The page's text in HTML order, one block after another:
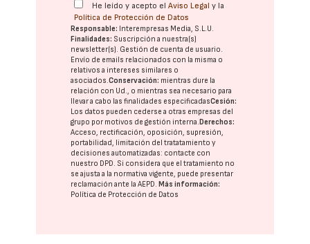
He leído y acepto elAviso Legal y la
Política de Protección de Datos
Responsable: Interempresas Media, S.L.U.
Finalidades: Suscripción a nuestra(s)
newsletter(s). Gestión de cuenta de usuario.
Envío de emails relacionados con la misma o
relativos a intereses similares o
asociados.Conservación: mientras dure la
relación con Ud., o mientras sea necesario para
llevar a cabo las finalidades especificadasCesión:
Los datos pueden cederse a otras empresas del
grupo por motivos de gestión interna. Derechos:
Acceso, rectificación, oposición, supresión,
portabilidad, limitación del tratatamiento y
decisiones automatizadas: contacte con
nuestro DPD. Si considera que el tratamiento no
se ajusta a la normativa vigente, puede presentar
reclamación ante laAEPD. Más información:
Política de Protección de Datos